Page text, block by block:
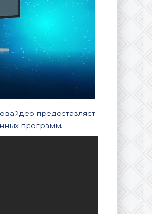
предоставляет
программ.